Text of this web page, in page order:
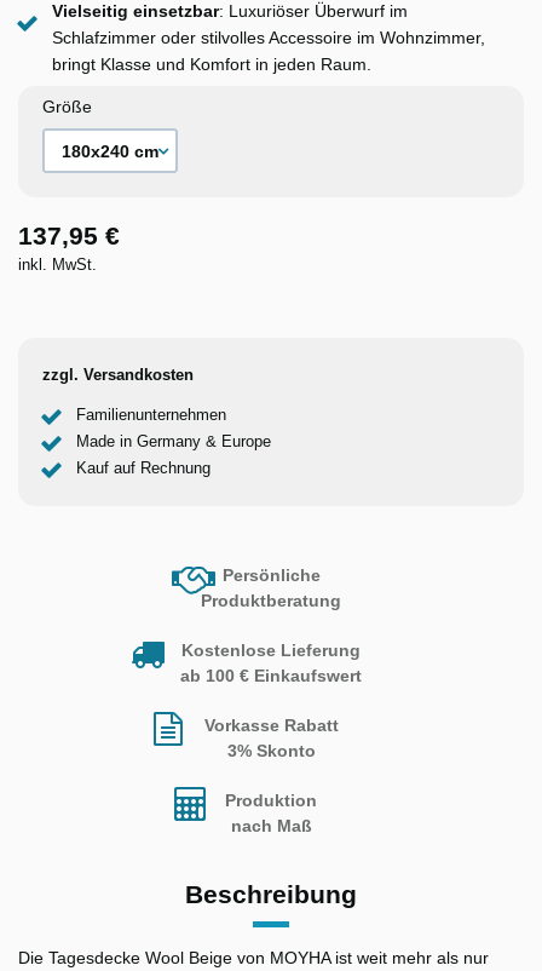
Vielseitig einsetzbar: Luxuriöser Überwurf im
Schlafzimmer oder stilvolles Accessoire im Wohnzimmer,
bringt Klasse und Komfort in jeden Raum.
Größe
137,95 €
inkl. MwSt.
zzgl. Versandkosten
Familienunternehmen
Made in Germany & Europe
Kauf auf Rechnung
Persönliche
Produktberatung
Kostenlose Lieferung
ab 100 € Einkaufswert
Vorkasse Rabatt
3% Skonto
Produktion
nach Maß
Beschreibung
Die Tagesdecke Wool Beige von MOYHA ist weit mehr als nur